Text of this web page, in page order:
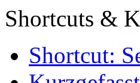
Shortcuts &
Shortcut: